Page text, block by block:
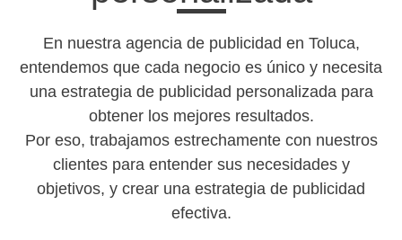
En nuestra agencia de publicidad en Toluca,
entendemos que cada negocio es único y necesita
una estrategia de publicidad personalizada para
obtener los mejores resultados.
Por eso, trabajamos estrechamente con nuestros
clientes para entender sus necesidades y
objetivos, y crear una estrategia de publicidad
efectiva.